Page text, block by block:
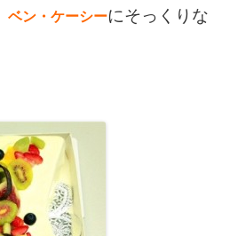
ベン・ケーシーにそっくりな